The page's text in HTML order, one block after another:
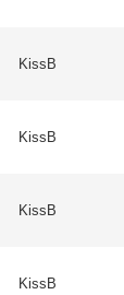
KissB
KissB
KissB
KissB